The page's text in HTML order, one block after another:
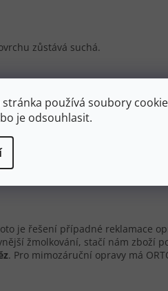
používá soubory
je odsouhlasit.
zůstává suchá.
2.500 km od Antarktidy.
je přísně střežený proti
a už více než 150 let se tu
je řešení případné reklamace
žmolkování, stačí nám zboží
z. Pro mimozáruční opravy má